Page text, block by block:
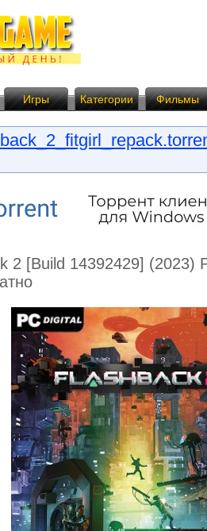
Игры Категории Фильмы
2 [Build 14392429] (2023)